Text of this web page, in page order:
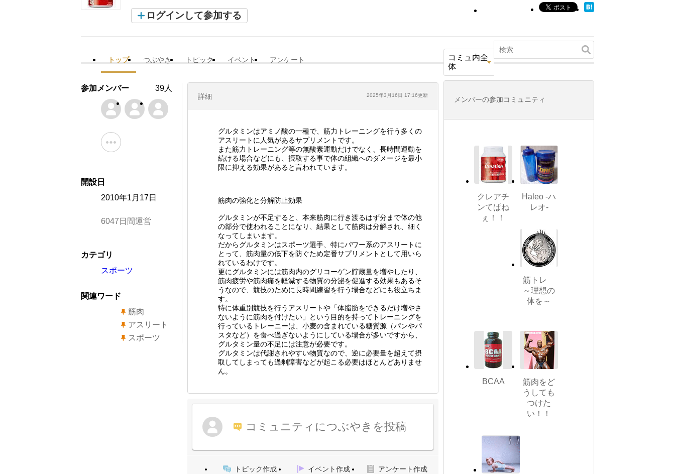
ログインして参加する
トップ つぶやき トピック イベント アンケート
コミュ内全
体
詳細 2025年3月16日 17:16更新
グルタミンはアミノ酸の一種で、筋力トレーニングを行う多くの
アスリートに人気があるサプリメントです。
また筋力トレーニング等の無酸素運動だけでなく、長時間運動を
続ける場合などにも、摂取する事で体の組織へのダメージを最小
限に抑える効果があると言われています。
筋肉の強化と分解防止効果
グルタミンが不足すると、本来筋肉に行き渡るはず分まで体の他
の部分で使われることになり、結果として筋肉は分解され、細く
なってしまいます。
だからグルタミンはスポーツ選手、特にパワー系のアスリートに
とって、筋肉量の低下を防ぐため定番サプリメントとして用いら
れているわけです。
更にグルタミンには筋肉内のグリコーゲン貯蔵量を増やしたり、
筋肉疲労や筋肉痛を軽減する物質の分泌を促進する効果もあるそ
うなので、競技のために長時間練習を行う場合などにも役立ちま
す。
特に体重別競技を行うアスリートや「体脂肪をできるだけ増やさ
ないように筋肉を付けたい」という目的を持ってトレーニングを
行っているトレーニーは、小麦の含まれている糖質源（パンやパ
スタなど）を食べ過ぎないようにしている場合が多いですから、
グルタミン量の不足には注意が必要です。
グルタミンは代謝されやすい物質なので、逆に必要量を超えて摂
取してしまっても過剰障害などが起こる必要はほとんどありませ
ん。
コミュニティにつぶやきを投稿
トピック作成 イベント作成 アンケート作成
参加メンバー 39人
開設日
2010年1月17日
6047日間運営
カテゴリ
スポーツ
関連ワード
筋肉
アスリート
スポーツ
メンバーの参加コミュニティ
クレアチ
ンてぱね
ぇ！！
Haleo -ハ
レオ-
筋トレ
～理想の
体を～
BCAA
筋肉をど
うしても
つけた
い！！